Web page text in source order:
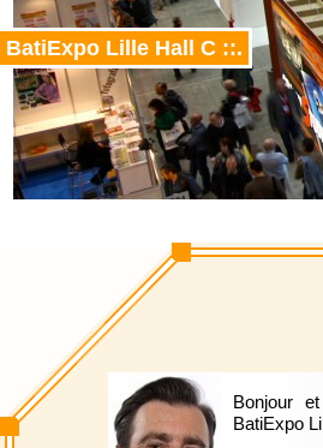
BatiExpo Lille Hall C ::.
Bonjour
BatiExpo